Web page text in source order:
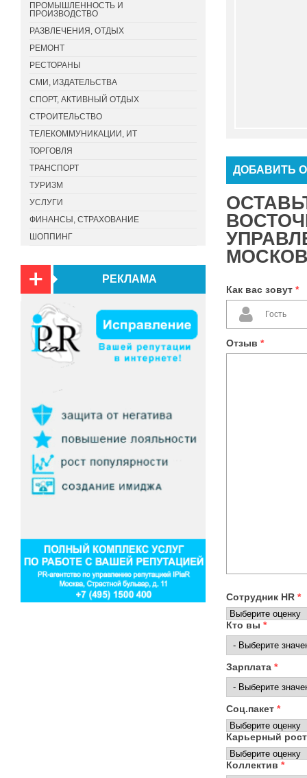
ДОБАВИТЬ
Как вас зовут *
Отзыв *
Сотрудник HR *
Кто вы *
Зарплата *
Соц.пакет *
Карьерный
Коллектив *
ПРОМЫШЛЕННОСТЬ И
ПРОИЗВОДСТВО
РАЗВЛЕЧЕНИЯ, ОТДЫХ
РЕМОНТ
РЕСТОРАНЫ
СМИ, ИЗДАТЕЛЬСТВА
СПОРТ, АКТИВНЫЙ ОТДЫХ
СТРОИТЕЛЬСТВО
ТЕЛЕКОММУНИКАЦИИ, ИТ
ТОРГОВЛЯ
ТРАНСПОРТ
ТУРИЗМ
УСЛУГИ
ФИНАНСЫ, СТРАХОВАНИЕ
ШОППИНГ
РЕКЛАМА